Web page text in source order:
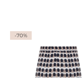
-70%